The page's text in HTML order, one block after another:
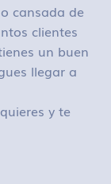
cansada de
clientes
un buen
llegar a
y te